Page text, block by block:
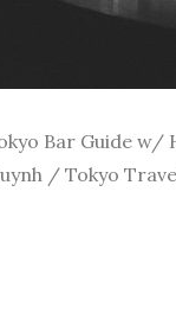
Bar Guide w/
/ Tokyo